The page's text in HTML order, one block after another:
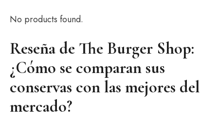
No products found.
Reseña de The Burger Shop:
¿Cómo se comparan sus
conservas con las mejores del
mercado?